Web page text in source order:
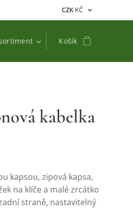
CZK KČ
Košík
kabelka
kapsou, zipová kapsa,
na klíče a malé zrcátko
straně, nastavitelný